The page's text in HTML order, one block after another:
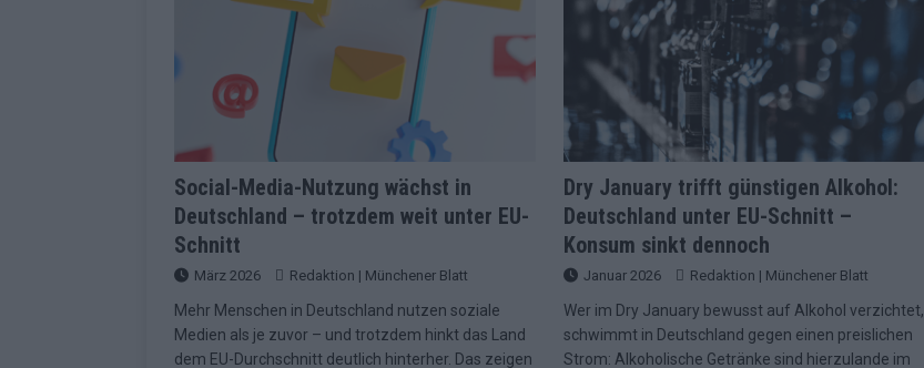
[ Mai 2026 ] Von Lugano bis Wien: Wie der ESC in 70 Jahren sein Abstimmungssystem immer wieder
neu erfunden hat EUROVISION
[ Mai 2026 ] Eurovision 2026: Das sind alle 26 Finalteilnehmer für den großen Abend in Wien
EUROVISION
KOMMENTAR
ESC 2026: Diese zehn Länder sehen die Buchmacher im Finale EXTRA
Europa-Park Sommersaison 2026: Monaco, Sallys Café und Westernstadt – alle Neuheiten
EXTRA
[ Mai 2026 ] Bulgarien hat gewonnen – aber der ESC 2026 hinterlässt unbeantwortete Fragen
Social-Media-Nutzung wächst in
Deutschland – trotzdem weit unter EU-
Schnitt
März 2026 Redaktion | Münchener Blatt
Mehr Menschen in Deutschland nutzen soziale
Medien als je zuvor – und trotzdem hinkt das Land
dem EU-Durchschnitt deutlich hinterher. Das zeigen
Dry January trifft günstigen Alkohol:
Deutschland unter EU-Schnitt –
Konsum sinkt dennoch
Januar 2026 Redaktion | Münchener Blatt
Wer im Dry January bewusst auf Alkohol verzichtet,
schwimmt in Deutschland gegen einen preislichen
Strom: Alkoholische Getränke sind hierzulande im